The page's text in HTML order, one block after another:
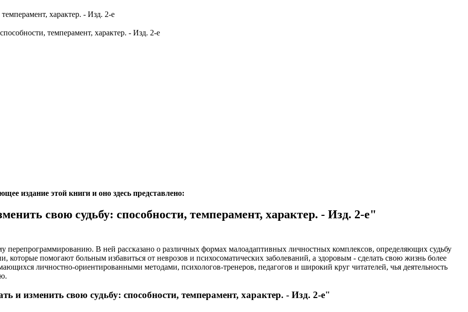
темперамент, характер. - Изд. 2-е
издание этой книги и оно здесь представлено:
свою судьбу: способности, темперамент, характер. - Изд. 2-е"
перепрограммированию. В ней рассказано о различных формах малоадаптивных личностных комплексов, определяющих судьбу
которые помогают больным избавиться от неврозов и психосоматических заболеваний, а здоровым - сделать свою жизнь более
личностно-ориентированными методами, психологов-тренеров, педагогов и широкий круг читателей, чья деятельность
и изменить свою судьбу: способности, темперамент, характер. - Изд. 2-е"